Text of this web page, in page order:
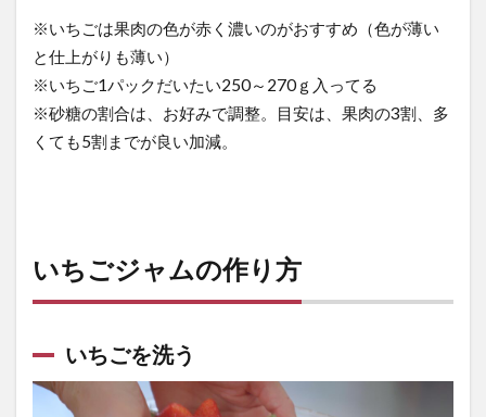
ごを
洗う
2.2
水気
をふ
をと
り半
分に
※いちごは果肉の色が赤く濃いのがおすすめ（色が薄い
と仕上がりも薄い）
※いちご1パックだいたい250～270ｇ入ってる
※砂糖の割合は、お好みで調整。目安は、果肉の3割、多
くても5割までが良い加減。
いちごジャムの作り方
いちごを洗う